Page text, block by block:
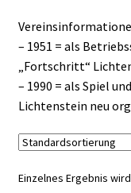
– 1951 = als
„Fortschritt“
– 1990 = als Spiel
Lichtenstein neu
Einzelnes Ergebnis